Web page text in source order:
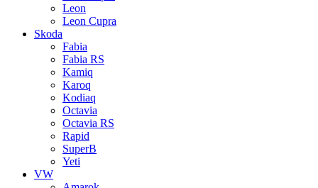
Leon
Leon Cupra
Skoda
Fabia
Fabia RS
Kamiq
Karoq
Kodiaq
Octavia
Octavia RS
Rapid
SuperB
Yeti
VW